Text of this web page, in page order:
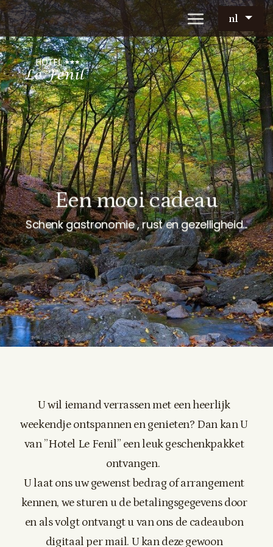
nl
Een mooi cadeau
Schenk gastronomie , rust en gezelligheid...
U wil iemand verrassen met een heerlijk
weekendje ontspannen en genieten? Dan kan U
van ”Hotel Le Fenil” een leuk geschenkpakket
ontvangen.
U laat ons uw gewenst bedrag of arrangement
kennen, we sturen u de betalingsgegevens door
en als volgt ontvangt u van ons de cadeaubon
digitaal per mail. U kan deze gewoon